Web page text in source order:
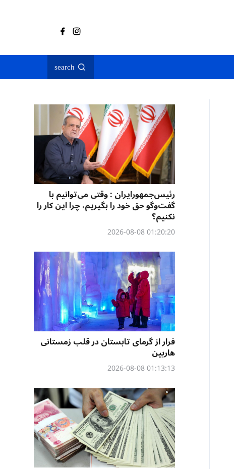
search
رئیس‌جمهورایران : وقتی می‌توانیم با
گفت‌وگو حق خود را بگیریم، چرا این کار را
نکنیم؟
01:20:20 2026-08-08
فرار از گرمای تابستان در قلب زمستانی
هاربین
01:13:13 2026-08-08